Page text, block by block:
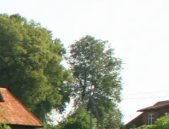
/ Bewertungen